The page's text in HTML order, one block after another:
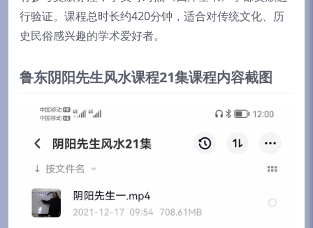
行验证。课程总时长约420分钟，适合对传统文化、历
史民俗感兴趣的学术爱好者。
鲁东阴阳先生风水课程21集课程内容截图